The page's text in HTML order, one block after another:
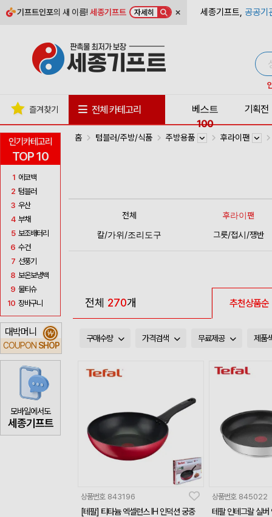
기프트인포의 새 이름!세종기프트 자세히 × 세종기프트, 공공기
인기카테고리
TOP 10
1 에코백
2 텀블러
3 우산
4 부채
5 보조배터리
6 수건
7 선풍기
8 보온보냉백
9 물티슈
10 장바구니
대박머니
COUPON SHOP
₩
모바일에서도
세종기프트
즐겨찾기 전체 카테고리
베스트
100
기획전
홈 텀블러/주방/식품 주방용품 후라이팬
전체
후라이팬
칼/가위/조리도구
그릇/접시/쟁반
전체 270개 추천상품순
구매수량 가격검색 무료제공 제품
상품번호 843196
[테팔] 티타늄 엑셀런스 IH 인덕션 궁중
상품번호 845022
테팔 인테그랄 실